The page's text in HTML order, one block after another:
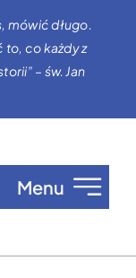
mówić długo.
to, co każdy z
– św. Jan
Menu